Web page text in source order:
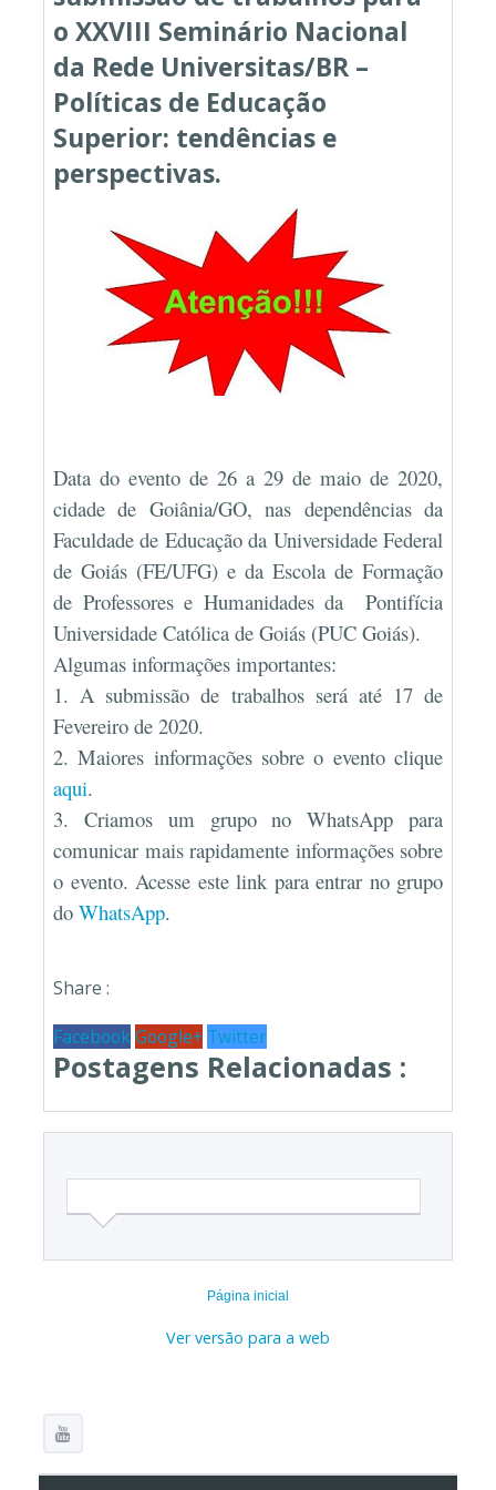
o XXVIII Seminário Nacional
da Rede Universitas/BR –
Políticas de Educação
Superior: tendências e
perspectivas.
Data do evento de 26 a 29 de maio de 2020,
cidade de Goiânia/GO, nas dependências da
Faculdade de Educação da Universidade Federal
de Goiás (FE/UFG) e da Escola de Formação
de Professores e Humanidades da
Pontifícia
Universidade Católica de Goiás (PUC Goiás).
Algumas informações importantes:
1. A submissão de trabalhos será até 17 de
Fevereiro de 2020.
2. Maiores informações sobre o evento clique
aqui.
3. Criamos um grupo no WhatsApp para
comunicar mais rapidamente informações sobre
o evento. Acesse este link para entrar no grupo
do WhatsApp.
Share :
Facebook Google+ Twitter
Postagens Relacionadas :
Página inicial
Ver versão para a web